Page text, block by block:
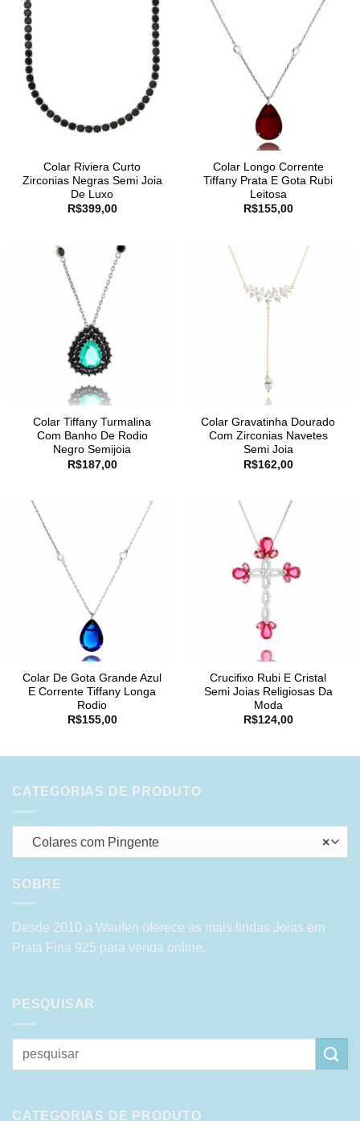
Colar Riviera Curto
Zirconias Negras Semi Joia
De Luxo
R$399,00
Colar Longo Corrente
Tiffany Prata E Gota Rubi
Leitosa
R$155,00
Colar Tiffany Turmalina
Com Banho De Rodio
Negro Semijoia
R$187,00
Colar Gravatinha Dourado
Com Zirconias Navetes
Semi Joia
R$162,00
Colar De Gota Grande Azul
E Corrente Tiffany Longa
Rodio
R$155,00
Crucifixo Rubi E Cristal
Semi Joias Religiosas Da
Moda
R$124,00
CATEGORIAS DE PRODUTO
×
Colares com Pingente
SOBRE
Desde 2010 a Waufen oferece as mais lindas Joias em
Prata Fina 925 para venda online.
PESQUISAR
Pesquisar
por:
CATEGORIAS DE PRODUTO